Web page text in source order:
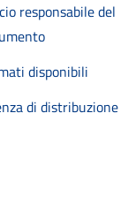
responsabile del
disponibili
di distribuzione